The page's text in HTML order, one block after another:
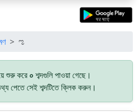
ಌ
শুরু করে০শব্দগুলি পাওয়া গেছে।
পেতে সেই শব্দটিতে ক্লিক করুন।